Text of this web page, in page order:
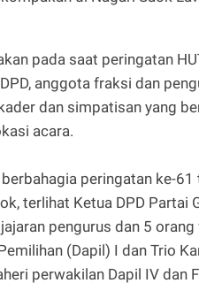
pada saat peringatan
anggota fraksi dan
dan simpatisan yang
acara.
peringatan ke-
terlihat Ketua DPD Partai
pengurus dan 5
(Dapil) I dan Trio
perwakilan Dapil IV